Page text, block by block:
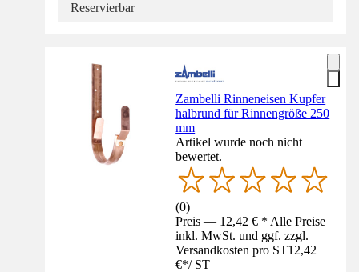
Reservierbar
Zambelli Rinneneisen Kupfer
halbrund für Rinnengröße 250
mm
Artikel wurde noch nicht
bewertet.
(0)
Preis — 12,42 € * Alle Preise
inkl. MwSt. und ggf. zzgl.
Versandkosten pro ST12,42
€*/ ST